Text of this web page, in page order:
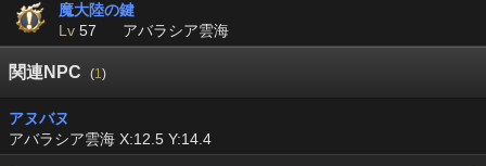
魔大陸の鍵
Lv 57 アバラシア雲海
関連NPC (1)
アヌバヌ
アバラシア雲海 X:12.5 Y:14.4